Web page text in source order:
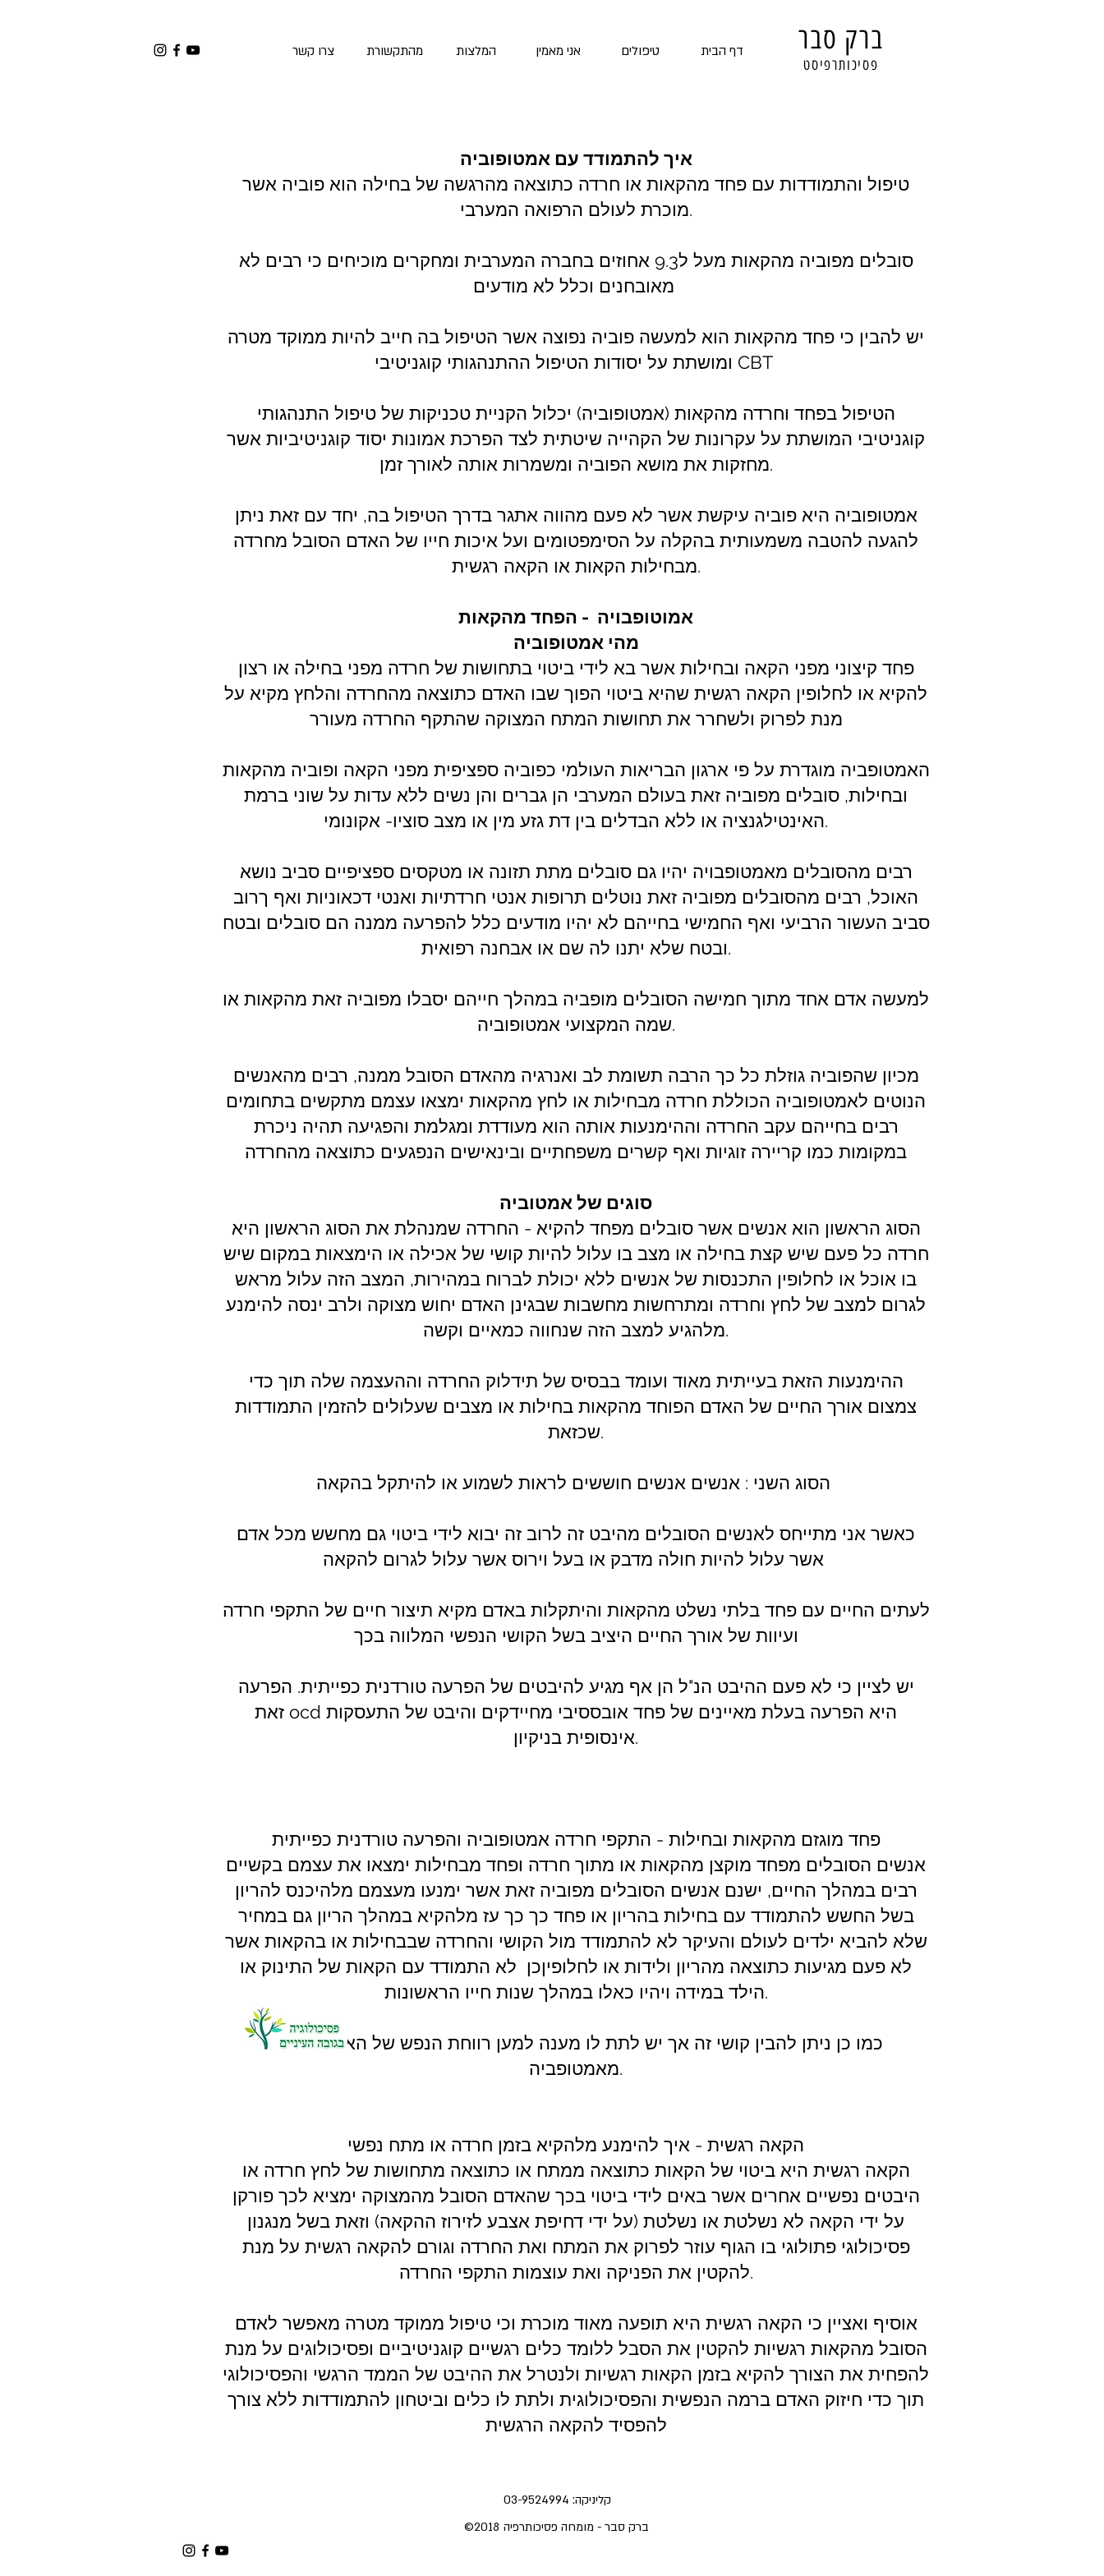
דף הבית טיפולים אני מאמין המלצות מהתקשורת צרו קשר ברק סבר
פסיכותרפיסט
איך להתמודד עם אמטופוביה
טיפול והתמודדות עם פחד מהקאות או חרדה כתוצאה מהרגשה של בחילה הוא פוביה אשר
מוכרת לעולם הרפואה המערבי.
סובלים מפוביה מהקאות מעל ל9.3 אחוזים בחברה המערבית ומחקרים מוכיחים כי רבים לא
יש להבין כי פחד מהקאות הוא למעשה פוביה נפוצה אשר הטיפול בה חייב להיות ממוקד מטרה
ומושתת על יסודות הטיפול ההתנהגותי קוגניטיבי CBT
הטיפול בפחד וחרדה מהקאות (אמטופוביה) יכלול הקניית טכניקות של טיפול התנהגותי
קוגניטיבי המושתת על עקרונות של הקהייה שיטתית לצד הפרכת אמונות יסוד קוגניטיביות אשר
מחזקות את מושא הפוביה ומשמרות אותה לאורך זמן.
אמטופוביה היא פוביה עיקשת אשר לא פעם מהווה אתגר בדרך הטיפול בה, יחד עם זאת ניתן
להגעה להטבה משמעותית בהקלה על הסימפטומים ועל איכות חייו של האדם הסובל מחרדה
מבחילות הקאות או הקאה רגשית.
אמוטופבויה - הפחד מהקאות
מהי אמטופוביה
פחד קיצוני מפני הקאה ובחילות אשר בא לידי ביטוי בתחושות של חרדה מפני בחילה או רצון
להקיא או לחלופין הקאה רגשית שהיא ביטוי הפוך שבו האדם כתוצאה מהחרדה והלחץ מקיא על
מנת לפרוק ולשחרר את תחושות המתח המצוקה שהתקף החרדה מעורר
האמטופביה מוגדרת על פי ארגון הבריאות העולמי כפוביה ספציפית מפני הקאה ופוביה מהקאות
ובחילות, סובלים מפוביה זאת בעולם המערבי הן גברים והן נשים ללא עדות על שוני ברמת
האינטילגנציה או ללא הבדלים בין דת גזע מין או מצב סוציו- אקונומי.
רבים מהסובלים מאמטופבויה יהיו גם סובלים מתת תזונה או מטקסים ספציפיים סביב נושא
האוכל, רבים מהסובלים מפוביה זאת נוטלים תרופות אנטי חרדתיות ואנטי דכאוניות ואף ךרוב
סביב העשור הרביעי ואף החמישי בחייהם לא יהיו מודעים כלל להפרעה ממנה הם סובלים ובטח
ובטח שלא יתנו לה שם או אבחנה רפואית.
למעשה אדם אחד מתוך חמישה הסובלים מופביה במהלך חייהם יסבלו מפוביה זאת מהקאות או
שמה המקצועי אמטופוביה.
מכיון שהפוביה גוזלת כל כך הרבה תשומת לב ואנרגיה מהאדם הסובל ממנה, רבים מהאנשים
הנוטים לאמטופוביה הכוללת חרדה מבחילות או לחץ מהקאות ימצאו עצמם מתקשים בתחומים
רבים בחייהם עקב החרדה וההימנעות אותה הוא מעודדת ומגלמת והפגיעה תהיה ניכרת
במקומות כמו קריירה זוגיות ואף קשרים משפחתיים ובינאישים הנפגעים כתוצאה מהחרדה
סוגים של אמטוביה
הסוג הראשון הוא אנשים אשר סובלים מפחד להקיא - החרדה שמנהלת את הסוג הראשון היא
חרדה כל פעם שיש קצת בחילה או מצב בו עלול להיות קושי של אכילה או הימצאות במקום שיש
בו אוכל או לחלופין התכנסות של אנשים ללא יכולת לברוח במהירות, המצב הזה עלול מראש
לגרום למצב של לחץ וחרדה ומתרחשות מחשבות שבגינן האדם יחוש מצוקה ולרב ינסה להימנע
מלהגיע למצב הזה שנחווה כמאיים וקשה.
ההימנעות הזאת בעייתית מאוד ועומד בבסיס של תידלוק החרדה וההעצמה שלה תוך כדי
צמצום אורך החיים של האדם הפוחד מהקאות בחילות או מצבים שעלולים להזמין התמודדות
שכזאת.
כאשר אני מתייחס לאנשים הסובלים מהיבט זה לרוב זה יבוא לידי ביטוי גם מחשש מכל אדם
לעתים החיים עם פחד בלתי נשלט מהקאות והיתקלות באדם מקיא תיצור חיים של התקפי חרדה
ועיוות של אורך החיים היציב בשל הקושי הנפשי המלווה בכך
יש לציין כי לא פעם ההיבט הנ"ל הן אף מגיע להיבטים של הפרעה טורדנית כפייתית. הפרעה
זאת ocd היא הפרעה בעלת מאיינים של פחד אובססיבי מחיידקים והיבט של התעסקות
אינסופית בניקיון.
פחד מוגזם מהקאות ובחילות - התקפי חרדה אמטופוביה והפרעה טורדנית כפייתית
אנשים הסובלים מפחד מוקצן מהקאות או מתוך חרדה ופחד מבחילות ימצאו את עצמם בקשיים
רבים במהלך החיים, ישנם אנשים הסובלים מפוביה זאת אשר ימנעו מעצמם מלהיכנס להריון
בשל החשש להתמודד עם בחילות בהריון או פחד כך כך עז מלהקיא במהלך הריון גם במחיר
שלא להביא ילדים לעולם והעיקר לא להתמודד מול הקושי והחרדה שבבחילות או בהקאות אשר
לא פעם מגיעות כתוצאה מהריון ולידות או לחלופיןכן לא התמודד עם הקאות של התינוק או
הילד במידה ויהיו כאלו במהלך שנות חייו הראשונות.
כמו כן ניתן להבין קושי זה אך יש לתת לו מענה למען רווחת הנפש של האדם הסובל
מאמטופביה.
הקאה רגשית - איך להימנע מלהקיא בזמן חרדה או מתח נפשי
הקאה רגשית היא ביטוי של הקאות כתוצאה ממתח או כתוצאה מתחושות של לחץ חרדה או
היבטים נפשיים אחרים אשר באים לידי ביטוי בכך שהאדם הסובל מהמצוקה ימציא לכך פורקן
על ידי הקאה לא נשלטת או נשלטת (על ידי דחיפת אצבע לזירוז ההקאה) וזאת בשל מנגנון
פסיכולוגי פתולוגי בו הגוף עוזר לפרוק את המתח ואת החרדה וגורם להקאה רגשית על מנת
להקטין את הפניקה ואת עוצמות התקפי החרדה.
אוסיף ואציין כי הקאה רגשית היא תופעה מאוד מוכרת וכי טיפול ממוקד מטרה מאפשר לאדם
הסובל מהקאות רגשיות להקטין את הסבל ללומד כלים רגשיים קוגניטיביים ופסיכולוגים על מנת
להפחית את הצורך להקיא בזמן הקאות רגשיות ולנטרל את ההיבט של הממד הרגשי והפסיכולוגי
תוך כדי חיזוק האדם ברמה הנפשית והפסיכולוגית ולתת לו כלים וביטחון להתמודדות ללא צורך
להפסיד להקאה הרגשית
קליניקה: 03-9524994
©2018 ברק סבר - מומחה פסיכותרפיה